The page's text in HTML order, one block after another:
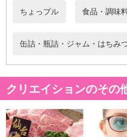
素材を厳選し、更に旨味が増
■お世話になった方へのギフトに
お世話になった方への贈り物
ホタテは幅広い年代層に喜ばれ
また高級感もあるので、ギフト
（高級感のある金色の箱に入っ
美味しい北海道産の天日干し
ちょっプル 食品・調味
缶詰・瓶詰・ジャム・はちみ
クリエイションのその